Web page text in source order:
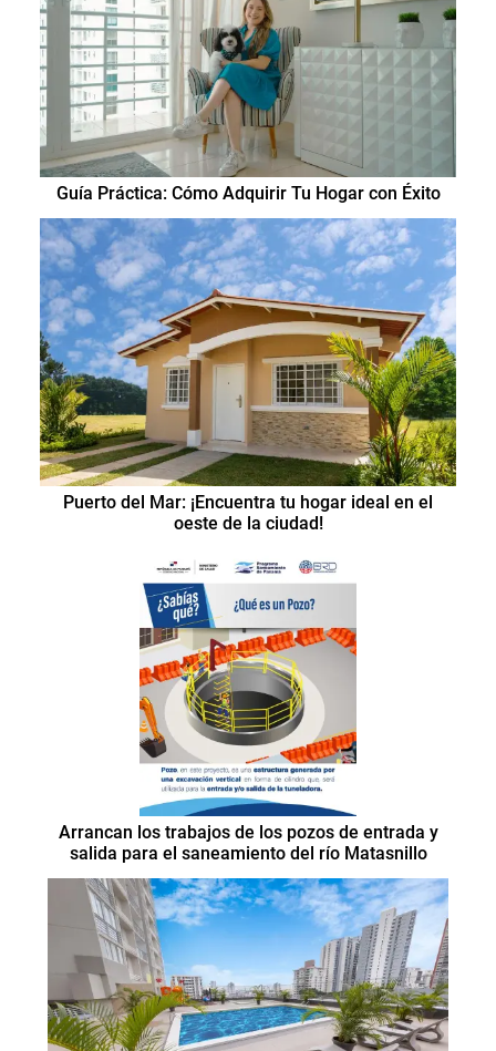
Guía Práctica: Cómo Adquirir Tu Hogar con Éxito
Puerto del Mar: ¡Encuentra tu hogar ideal en el
oeste de la ciudad!
Arrancan los trabajos de los pozos de entrada y
salida para el saneamiento del río Matasnillo